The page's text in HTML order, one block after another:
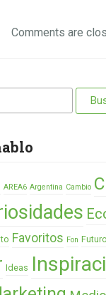
Comments are
AREA6 Argentina Cambio
Favoritos Fon Futuro
Ideas